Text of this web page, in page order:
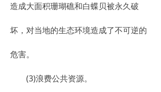
造成大面积珊瑚礁和白蝶贝被永久破
坏，对当地的生态环境造成了不可逆的
危害。
(3)浪费公共资源。